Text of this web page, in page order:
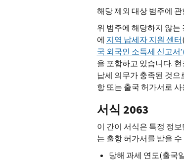
해당 제외 대상 범주에
위 범주에 해당하지 않는
에 지역 납세자 지원 센터
국 외국인 소득세 신고서
을 포함하고 있습니다.
납세 의무가 충족된 것으
항 또는 출국 허가서로
서식 2063
이 간이 서식은 특정 정
는 출항 허가서를 받을
당해 과세 연도(출국